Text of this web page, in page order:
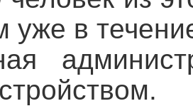
уже в